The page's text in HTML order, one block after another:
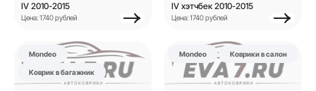
IV 2010-2015
Цена: 1740 рублей
IV хэтчбек 2010-2015
Цена: 1740 рублей
Mondeo
Коврик в багажник
Mondeo Коврики в салон